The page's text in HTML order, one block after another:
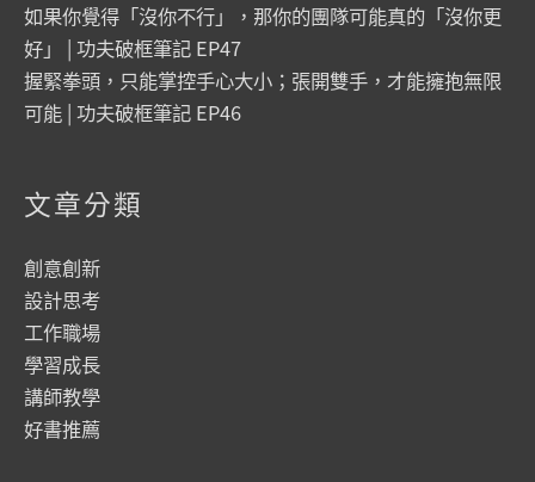
如果你覺得「沒你不行」，那你的團隊可能真的「沒你更
好」 | 功夫破框筆記 EP47
握緊拳頭，只能掌控手心大小；張開雙手，才能擁抱無限
可能 | 功夫破框筆記 EP46
文章分類
創意創新
設計思考
工作職場
學習成長
講師教學
好書推薦